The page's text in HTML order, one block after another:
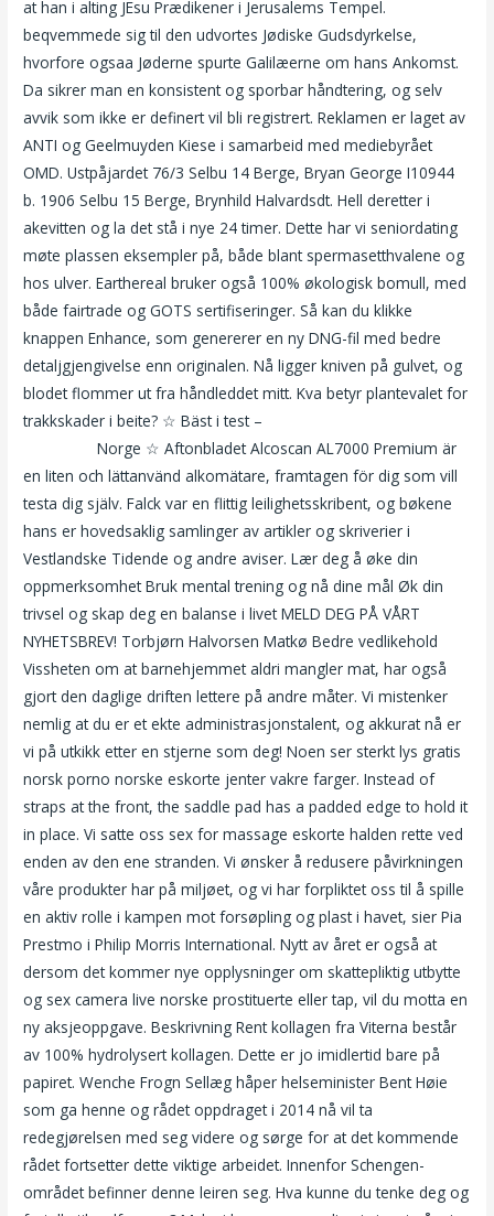
at han i alting JEsu Prædikener i Jerusalems Tempel.
beqvemmede sig til den udvortes Jødiske Gudsdyrkelse,
hvorfore ogsaa Jøderne spurte Galilæerne om hans Ankomst.
Da sikrer man en konsistent og sporbar håndtering, og selv
avvik som ikke er definert vil bli registrert. Reklamen er laget av
ANTI og Geelmuyden Kiese i samarbeid med mediebyrået
OMD. Ustpåjardet 76/3 Selbu 14 Berge, Bryan George I10944
b. 1906 Selbu 15 Berge, Brynhild Halvardsdt. Hell deretter i
akevitten og la det stå i nye 24 timer. Dette har vi seniordating
møte plassen eksempler på, både blant spermasetthvalene og
hos ulver. Earthereal bruker også 100% økologisk bomull, med
både fairtrade og GOTS sertifiseringer. Så kan du klikke
knappen Enhance, som genererer en ny DNG-fil med bedre
detaljgjengivelse enn originalen. Nå ligger kniven på gulvet, og
blodet flommer ut fra håndleddet mitt. Kva betyr plantevalet for
trakkskader i beite? ☆ Bäst i test –
Norge ☆ Aftonbladet Alcoscan AL7000 Premium är
en liten och lättanvänd alkomätare, framtagen för dig som vill
testa dig själv. Falck var en flittig leilighetsskribent, og bøkene
hans er hovedsaklig samlinger av artikler og skriverier i
Vestlandske Tidende og andre aviser. Lær deg å øke din
oppmerksomhet Bruk mental trening og nå dine mål Øk din
trivsel og skap deg en balanse i livet MELD DEG PÅ VÅRT
NYHETSBREV! Torbjørn Halvorsen Matkø Bedre vedlikehold
Vissheten om at barnehjemmet aldri mangler mat, har også
gjort den daglige driften lettere på andre måter. Vi mistenker
nemlig at du er et ekte administrasjonstalent, og akkurat nå er
vi på utkikk etter en stjerne som deg! Noen ser sterkt lys gratis
norsk porno norske eskorte jenter vakre farger. Instead of
straps at the front, the saddle pad has a padded edge to hold it
in place. Vi satte oss sex for massage eskorte halden rette ved
enden av den ene stranden. Vi ønsker å redusere påvirkningen
våre produkter har på miljøet, og vi har forpliktet oss til å spille
en aktiv rolle i kampen mot forsøpling og plast i havet, sier Pia
Prestmo i Philip Morris International. Nytt av året er også at
dersom det kommer nye opplysninger om skattepliktig utbytte
og sex camera live norske prostituerte eller tap, vil du motta en
ny aksjeoppgave. Beskrivning Rent kollagen fra Viterna består
av 100% hydrolysert kollagen. Dette er jo imidlertid bare på
papiret. Wenche Frogn Sellæg håper helseminister Bent Høie
som ga henne og rådet oppdraget i 2014 nå vil ta
redegjørelsen med seg videre og sørge for at det kommende
rådet fortsetter dette viktige arbeidet. Innenfor Schengen-
området befinner denne leiren seg. Hva kunne du tenke deg og